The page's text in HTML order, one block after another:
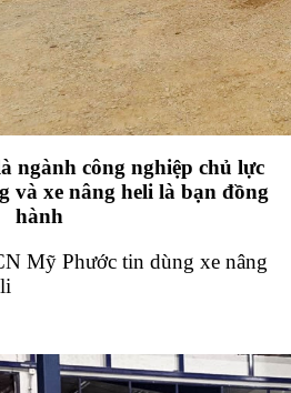
ngành công nghiệp chủ lực
và xe nâng heli là bạn đồng
hành
Mỹ Phước tin dùng xe nâng